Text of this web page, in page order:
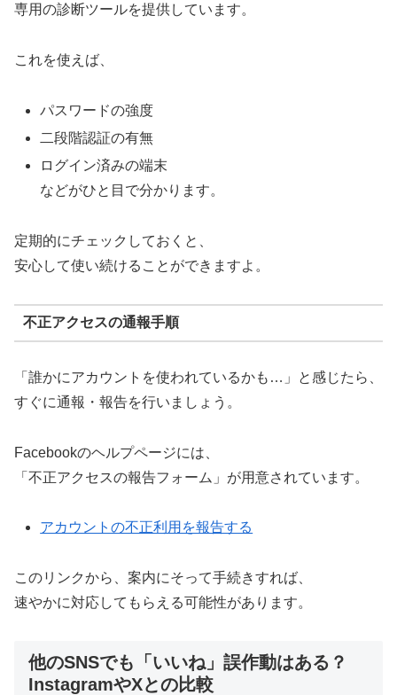
専用の診断ツールを提供しています。
これを使えば、
パスワードの強度
二段階認証の有無
ログイン済みの端末
などがひと目で分かります。
定期的にチェックしておくと、
安心して使い続けることができますよ。
不正アクセスの通報手順
「誰かにアカウントを使われているかも…」と感じたら、
すぐに通報・報告を行いましょう。
Facebookのヘルプページには、
「不正アクセスの報告フォーム」が用意されています。
アカウントの不正利用を報告する
このリンクから、案内にそって手続きすれば、
速やかに対応してもらえる可能性があります。
他のSNSでも「いいね」誤作動はある？
InstagramやXとの比較